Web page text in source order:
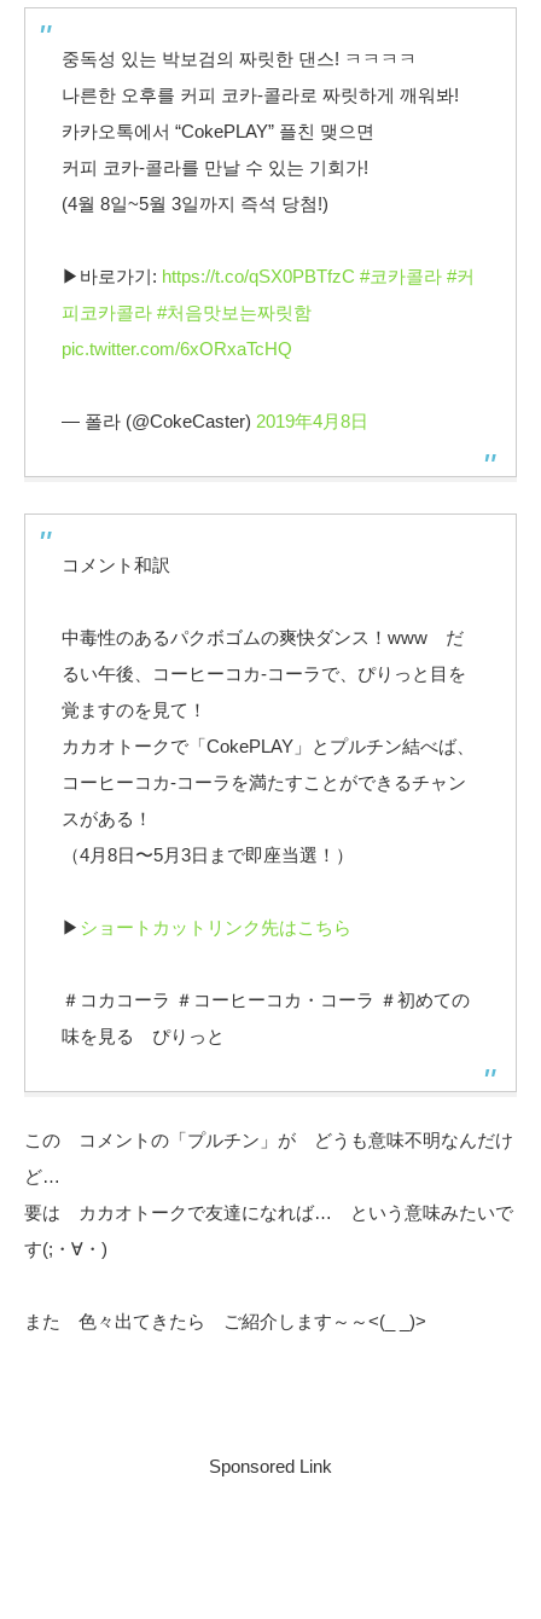
중독성 있는 박보검의 짜릿한 댄스! ㅋㅋㅋㅋ
나른한 오후를 커피 코카-콜라로 짜릿하게 깨워봐!
카카오톡에서 “CokePLAY” 플친 맺으면
커피 코카-콜라를 만날 수 있는 기회가!
(4월 8일~5월 3일까지 즉석 당첨!)
▶바로가기: https://t.co/qSX0PBTfzC #코카콜라 #커
피코카콜라 #처음맛보는짜릿함
pic.twitter.com/6xORxaTcHQ
— 폴라 (@CokeCaster) 2019年4月8日
コメント和訳
中毒性のあるパクボゴムの爽快ダンス！www だ
るい午後、コーヒーコカ-コーラで、ぴりっと目を
覚ますのを見て！
カカオトークで「CokePLAY」とプルチン結べば、
コーヒーコカ-コーラを満たすことができるチャン
スがある！
（4月8日〜5月3日まで即座当選！）
▶ ショートカットリンク先はこちら
＃コカコーラ ＃コーヒーコカ・コーラ ＃初めての
味を見る ぴりっと
この コメントの「プルチン」が どうも意味不明なんだけ
ど…
要は カカオトークで友達になれば… という意味みたいで
す(;・∀・)
また 色々出てきたら ご紹介します～～<(_ _)>
Sponsored Link